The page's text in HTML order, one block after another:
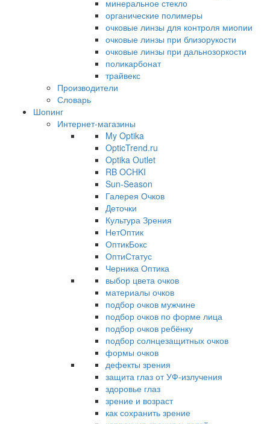
минеральное стекло
органические полимеры
очковые линзы для контроля миопии
очковые линзы при близорукости
очковые линзы при дальнозоркости
поликарбонат
трайвекс
Производители
Словарь
Шопинг
Интернет-магазины
My Optika
OpticTrend.ru
Optika Outlet
RB OCHKI
Sun-Season
Галерея Очков
Деточки
Культура Зрения
НетОптик
ОптикБокс
ОптиСтатус
Черника Оптика
выбор цвета очков
материалы очков
подбор очков мужчине
подбор очков по форме лица
подбор очков ребёнку
подбор солнцезащитных очков
формы очков
дефекты зрения
защита глаз от УФ-излучения
здоровье глаз
зрение и возраст
как сохранить зрение